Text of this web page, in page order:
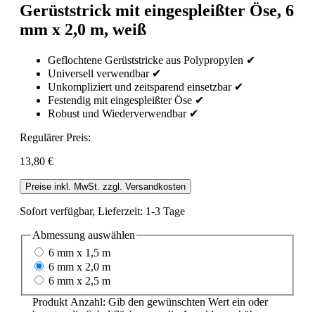
Gerüststrick mit eingespleißter Öse, 6
mm x 2,0 m, weiß
Geflochtene Gerüststricke aus Polypropylen ✔
Universell verwendbar ✔
Unkompliziert und zeitsparend einsetzbar ✔
Festendig mit eingespleißter Öse ✔
Robust und Wiederverwendbar ✔
Regulärer Preis:
13,80 €
Preise inkl. MwSt. zzgl. Versandkosten
Sofort verfügbar, Lieferzeit: 1-3 Tage
Abmessung auswählen
6 mm x 1,5 m
6 mm x 2,0 m
6 mm x 2,5 m
Produkt Anzahl: Gib den gewünschten Wert ein oder